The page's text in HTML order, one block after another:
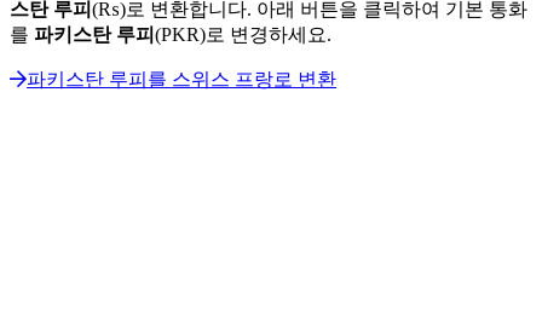
스탄 루피 (₨)로 변환합니다. 아래 버튼을 클릭하여 기본 통화
를 파키스탄 루피 (PKR)로 변경하세요.
파키스탄 루피를 스위스 프랑로 변환